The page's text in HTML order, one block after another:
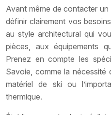
Avant même de contacter
définir clairement vos
au style architectural qui
pièces, aux équipements
Prenez en compte les
Savoie, comme la nécessité
matériel de ski ou
thermique.